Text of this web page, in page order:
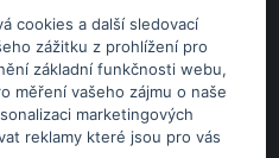
cookies a další sledovací
zážitku z prohlížení pro
základní funkčnosti webu,
měření vašeho zájmu o naše
marketingových
reklamy které jsou pro vás